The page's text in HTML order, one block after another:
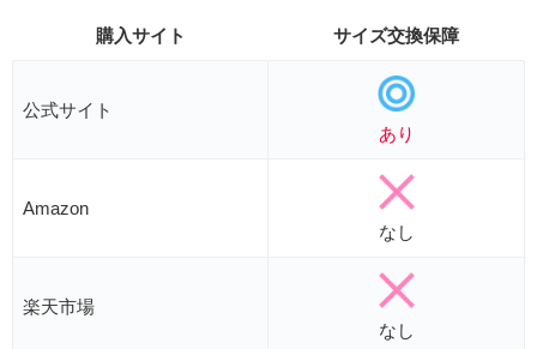
購入サイト サイズ交換保障
公式サイト
あり
Amazon
なし
楽天市場
なし